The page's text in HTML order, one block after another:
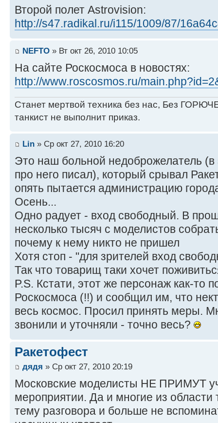
Второй полет Astrovision:
http://s47.radikal.ru/i115/1009/87/
NEFTO » Вт окт 26, 2010 10:05
На сайте Роскосмоса в новостях:
http://www.roscosmos.ru/
Станет мертвой техника без нас, Без
танкист не выполнит приказ.
Lin » Ср окт 27, 2010 16:20
Это наш больной недоброжелатель
про него писал), который срывал
опять пытается администрацию
Осень...
Одно радует - вход свободный. В
несколько тысяч с моделистов
почему к нему никто не пришел
Хотя стоп - "для зрителей вход
Так что товарищ таки хочет
P.S. Кстати, этот же персонаж как-то
Роскосмоса (!!) и сообщил им, что
весь космос. Просил принять меры.
звонили и уточняли - точно весь?
Ракетофест
дядя » Ср окт 27, 2010 20:19
Московские моделисты НЕ ПРИМУТ
мероприятии. Да и многие из области
тему разговора и больше не